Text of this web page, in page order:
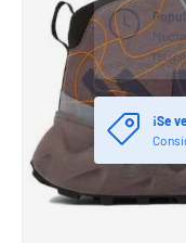
¡Se